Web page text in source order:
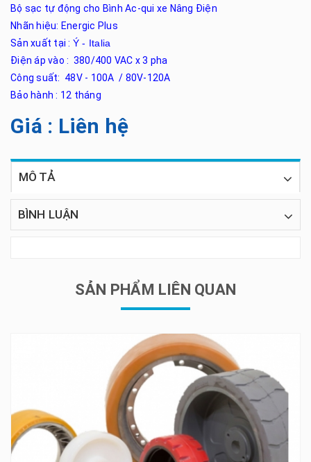
Bộ sạc tự động cho Bình Ac-qui xe Nâng Điện
Nhãn hiệu: Energic Plus
Sản xuất tại : Ý - Italia
Điện áp vào : 380/400 VAC x 3 pha
Công suất: 48V - 100A / 80V-120A
Bảo hành : 12 tháng
Giá : Liên hệ
MÔ TẢ
BÌNH LUẬN
SẢN PHẨM LIÊN QUAN